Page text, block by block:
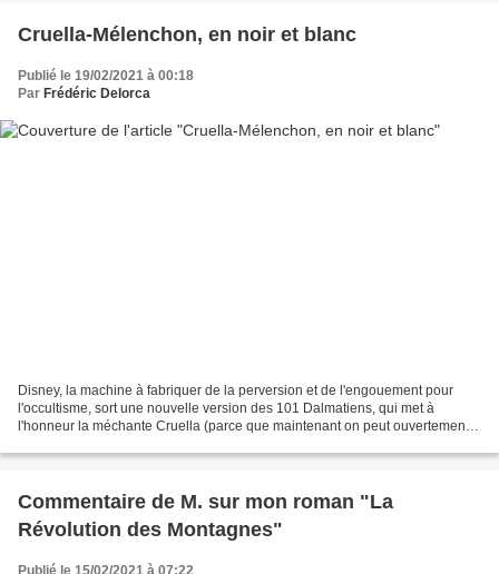
Cruella-Mélenchon, en noir et blanc
Publié le 19/02/2021 à 00:18
Par Frédéric Delorca
Disney, la machine à fabriquer de la perversion et de l'engouement pour
l'occultisme, sort une nouvelle version des 101 Dalmatiens, qui met à
l'honneur la méchante Cruella (parce que maintenant on peut ouvertement
Commentaire de M. sur mon roman "La
Révolution des Montagnes"
Publié le 15/02/2021 à 07:22